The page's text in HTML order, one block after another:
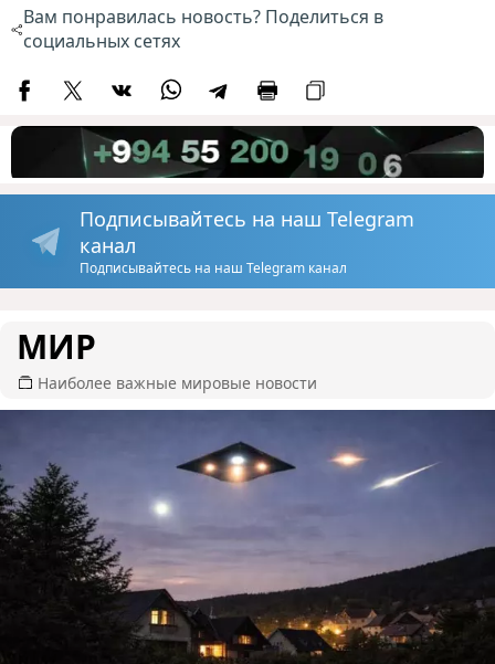
Вам понравилась новость? Поделиться в
социальных сетях
Подписывайтесь на наш Telegram
канал
Подписывайтесь на наш Telegram канал
МИР
Наиболее важные мировые новости